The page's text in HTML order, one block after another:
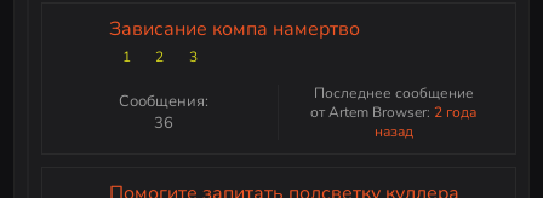
Зависание компа намертво
1 2 3
Сообщения:
36
Последнее сообщение
от Artem Browser: 2 года
назад